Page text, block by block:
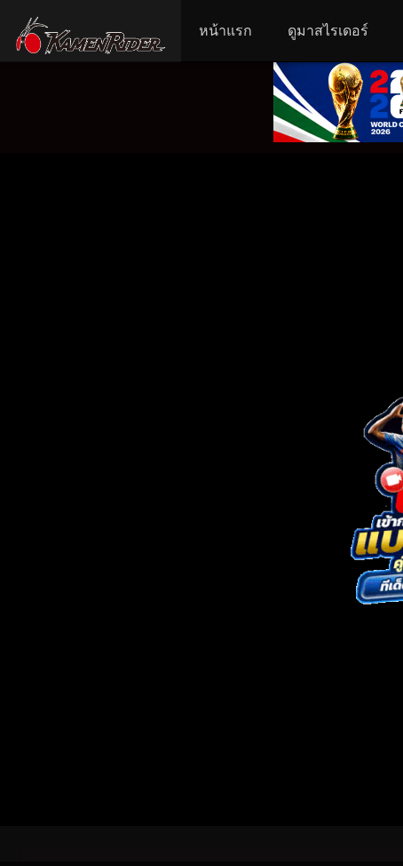
หน้าแรก ดูมาสไรเดอร์